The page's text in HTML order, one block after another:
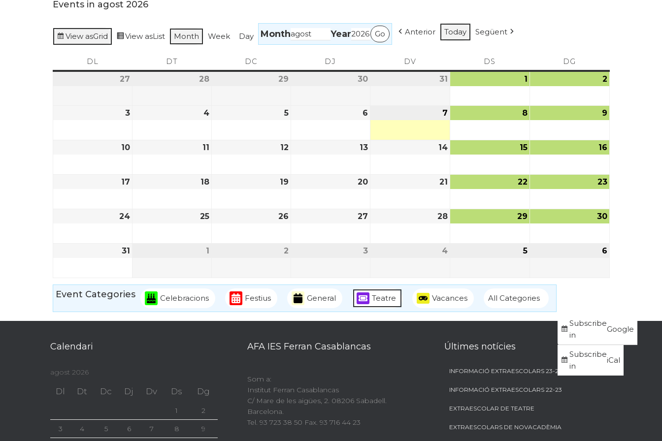
Events in agost 2026
View asGrid View asList Month Week Day Month Year Anterior Today Següent
DL DT DC DJ DV DS DG
27 28 29 30 31 1 2
3 4 5 6 7 8 9
10 11 12 13 14 15 16
17 18 19 20 21 22 23
24 25 26 27 28 29 30
31 1 2 3 4 5 6
Event Categories Celebracions Festius General Teatre Vacances All Categories
Subscribe
in
Google
Subscribe
in
iCal
Calendari
agost 2026
Dl Dt Dc Dj Dv Ds Dg
1 2
3 4 5 6 7 8 9
AFA IES Ferran Casablancas
Som a:
Institut Ferran Casablancas
C/ Mare de les aigües, 2. 08206 Sabadell.
Barcelona.
Tel. 93 723 38 50 Fax. 93 716 44 23
Últimes notícies
INFORMACIÓ EXTRAESCOLARS 23-24
INFORMACIÓ EXTRAESCOLARS 22-23
EXTRAESCOLAR DE TEATRE
EXTRAESCOLARS DE NOVACADÈMIA